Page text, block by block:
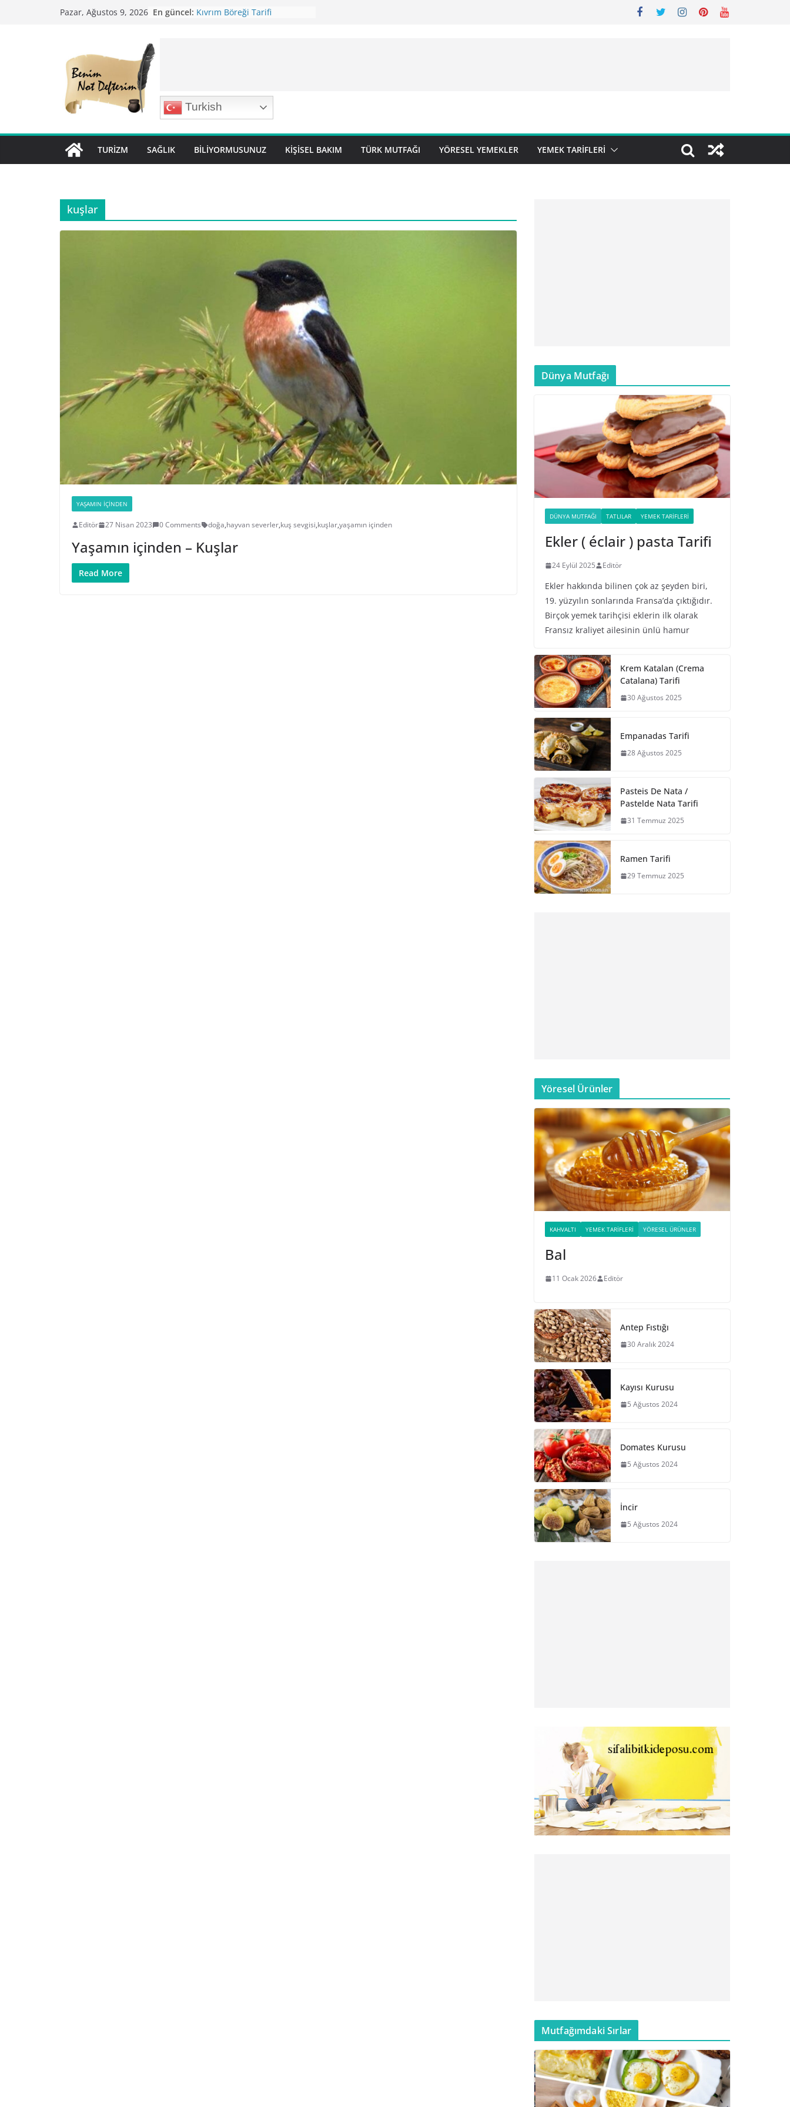
Pazar, Ağustos 9, 2026 En güncel: Kıvrım Böreği Tarifi
Turkish
TURIZM SAĞLIK BILIYORMUSUNUZ KIŞISEL BAKIM TÜRK MUTFAĞI YÖRESEL YEMEKLER YEMEK TARIFLERI
kuşlar
YAŞAMIN İÇINDEN
Editör 27 Nisan 2023 0 Comments doğa,hayvan severler,kuş sevgisi,kuşlar,yaşamın içinden
Yaşamın içinden – Kuşlar
Read More
Dünya Mutfağı
DÜNYA MUTFAĞI TATLILAR YEMEK TARIFLERI
Ekler ( éclair ) pasta Tarifi
24 Eylül 2025 Editör
Ekler hakkında bilinen çok az şeyden biri,
19. yüzyılın sonlarında Fransa’da çıktığıdır.
Birçok yemek tarihçisi eklerin ilk olarak
Fransız kraliyet ailesinin ünlü hamur
Krem Katalan (Crema
Catalana) Tarifi
30 Ağustos 2025
Empanadas Tarifi
28 Ağustos 2025
Pasteis De Nata /
Pastelde Nata Tarifi
31 Temmuz 2025
Ramen Tarifi
29 Temmuz 2025
Yöresel Ürünler
KAHVALTI YEMEK TARIFLERI YÖRESEL ÜRÜNLER
Bal
11 Ocak 2026 Editör
Antep Fıstığı
30 Aralık 2024
Kayısı Kurusu
5 Ağustos 2024
Domates Kurusu
5 Ağustos 2024
İncir
5 Ağustos 2024
Mutfağımdaki Sırlar